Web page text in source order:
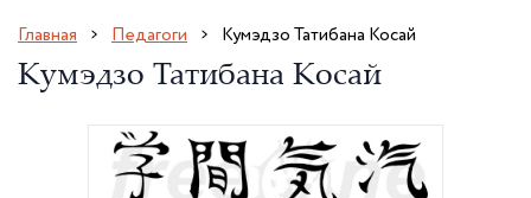
Главная Педагоги Кумэдзо Татибана Косай
Кумэдзо Татибана Косай